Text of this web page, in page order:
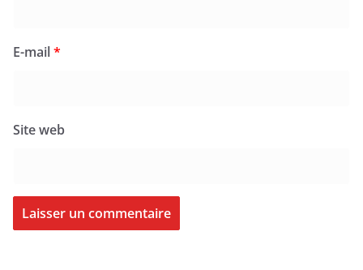
E-mail*
Site web